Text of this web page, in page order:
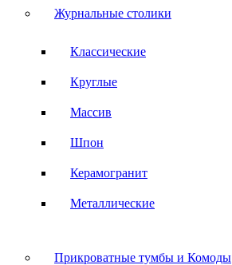
Журнальные столики
Классические
Круглые
Массив
Шпон
Керамогранит
Металлические
Прикроватные тумбы и Комоды